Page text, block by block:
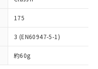
175
3 (EN60947-5-1)
約60g
格結果を当社の
に漏洩または開
します。
リスト作成サー
くには、I-Web
れている必要が
どにより、予定
す。
）のすべてが基
ます。
において有害物
に深刻な影響を
す。
第三者に販売する
び3の内容を当
す。また当社は、
係わる関係者が違
ん。
社販売員にご確
また在庫状況の
ない機種